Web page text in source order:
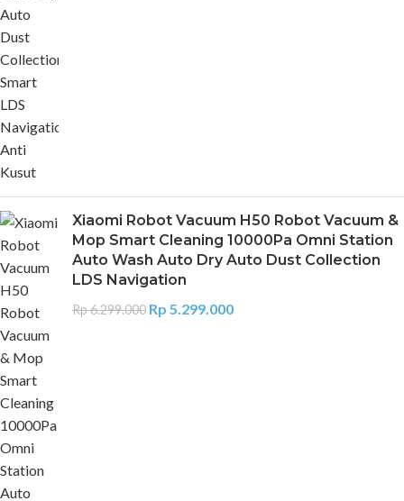
Xiaomi Robot Vacuum H50 Robot Vacuum &
Mop Smart Cleaning 10000Pa Omni Station
Auto Wash Auto Dry Auto Dust Collection
LDS Navigation
Rp6.299.000 Rp 5.299.000